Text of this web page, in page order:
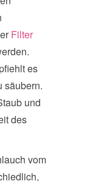
Filter
es
säubern.
und
des
vom